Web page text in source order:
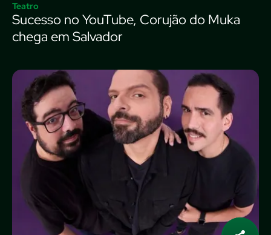
Teatro
Sucesso no YouTube, Corujão do Muka
chega em Salvador